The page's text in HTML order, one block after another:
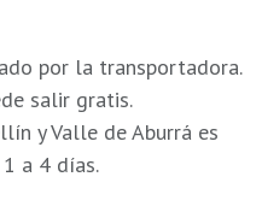
por la transportadora.
salir gratis.
y Valle de Aburrá es
a 4 días.